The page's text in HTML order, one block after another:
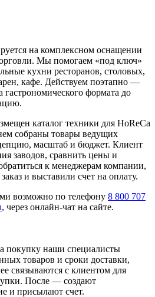
на комплексном оснащении
Мы помогаем «под ключ»
кухни ресторанов, столовых,
кафе. Действуем поэтапно —
гастрономического формата до
каталог техники для HoReCa
собраны товары ведущих
масштаб и бюджет. Клиент
заводов, сравнить цены и
к менеджерам компании,
и выставили счет на оплату.
возможно по телефону 8 800 707
, через онлайн-чат на сайте.
покупку наши специалисты
товаров и сроки доставки,
связываются с клиентом для
После — создают
и присылают счет.